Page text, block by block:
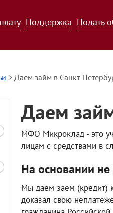
Поддержка Подать
> Даем займ в Санкт-
Даем
МФО Микроклад - это
лицам с средствами в
На основании не
Мы даем заем (кредит)
доказал свою